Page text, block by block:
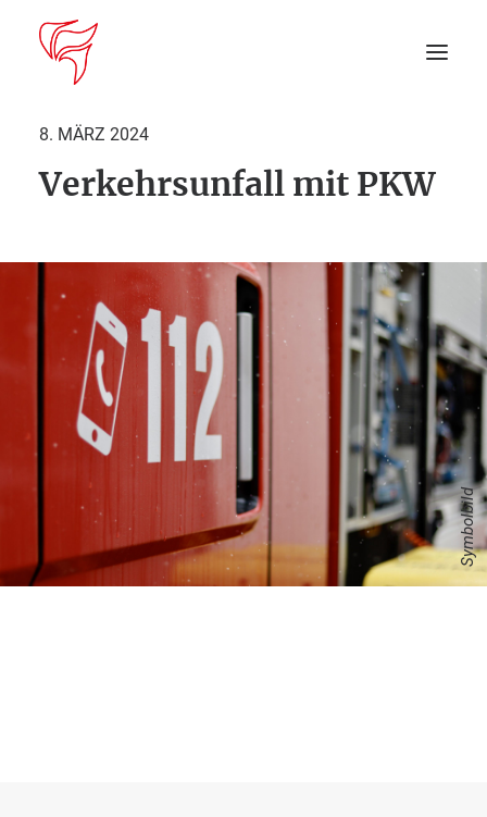
Startseite
DEIN EINSATZ
Suche
8. MÄRZ 2024
Verkehrsunfall mit PKW
Symbolbild